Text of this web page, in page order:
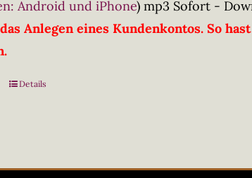
Android und iPhone) mp3 Sofort -
Anlegen eines Kundenkontos. So
Details